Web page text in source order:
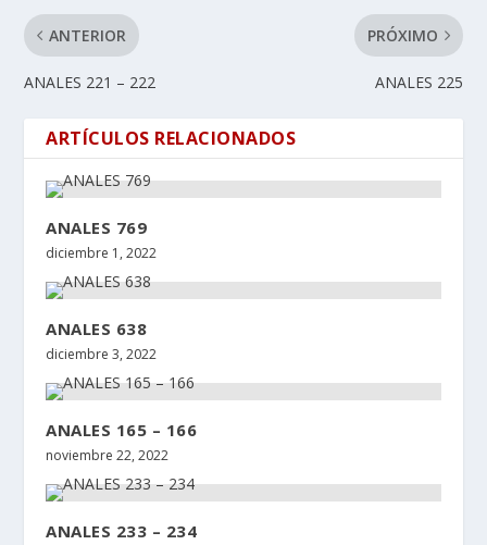
ANTERIOR
ANALES 221 – 222
PRÓXIMO
ANALES 225
ARTÍCULOS RELACIONADOS
ANALES 769
diciembre 1, 2022
ANALES 638
diciembre 3, 2022
ANALES 165 – 166
noviembre 22, 2022
ANALES 233 – 234